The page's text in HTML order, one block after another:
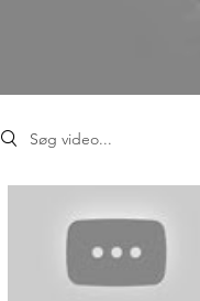
Search videos